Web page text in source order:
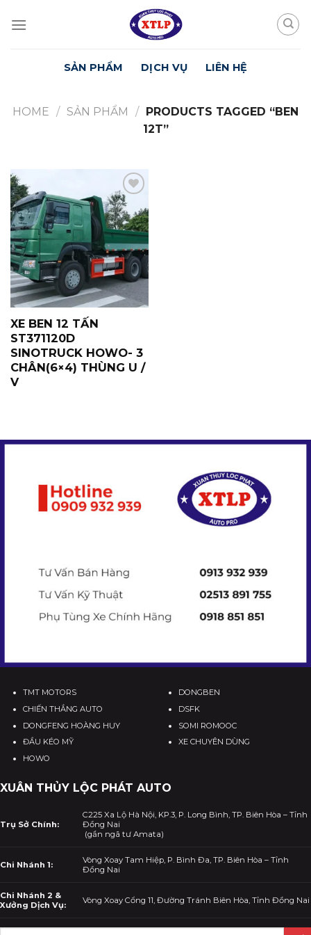
SẢN PHẨM DỊCH VỤ LIÊN HỆ
HOME / SẢN PHẨM / PRODUCTS TAGGED “BEN
12T”
Yêu
Thích
XE BEN 12 TẤN
ST371120D
SINOTRUCK HOWO- 3
CHÂN(6×4) THÙNG U /
V
TMT MOTORS
CHIẾN THẮNG AUTO
DONGFENG HOÀNG HUY
ĐẦU KÉO MỸ
HOWO
DONGBEN
DSFK
SOMI ROMOOC
XE CHUYÊN DÙNG
XUÂN THỦY LỘC PHÁT AUTO
Trụ Sở Chính:
C225 Xa Lộ Hà Nội, KP.3, P. Long Bình, TP. Biên Hòa – Tỉnh
Đồng Nai
(gần ngã tư Amata)
Chi Nhánh 1:
Vòng Xoay Tam Hiệp, P. Bình Đa, TP. Biên Hòa – Tỉnh
Đồng Nai
Chi Nhánh 2 &
Xưởng Dịch Vụ:
Vòng Xoay Cổng 11, Đường Tránh Biên Hòa, Tỉnh Đồng Nai